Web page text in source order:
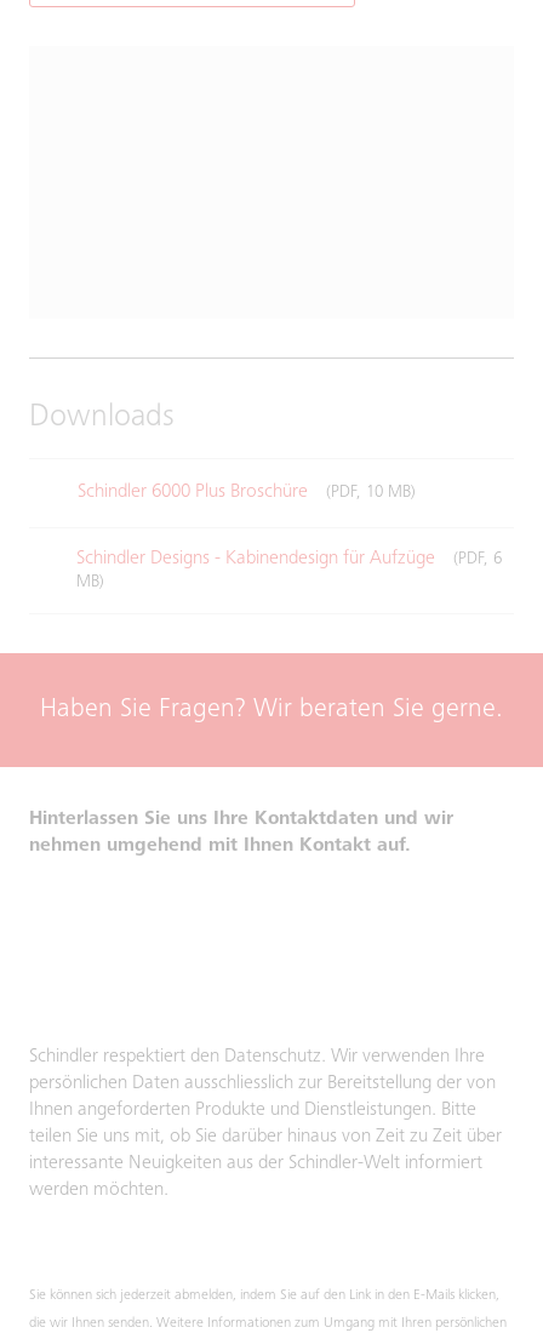
Downloads
Schindler 6000 Plus Broschüre (PDF, 10 MB)
Schindler Designs - Kabinendesign für Aufzüge
(PDF, 6
MB)
Haben Sie Fragen? Wir beraten Sie gerne.
Hinterlassen Sie uns Ihre Kontaktdaten und wir
nehmen umgehend mit Ihnen Kontakt auf.
Schindler respektiert den Datenschutz. Wir verwenden Ihre
persönlichen Daten ausschliesslich zur Bereitstellung der von
Ihnen angeforderten Produkte und Dienstleistungen. Bitte
teilen Sie uns mit, ob Sie darüber hinaus von Zeit zu Zeit über
interessante Neuigkeiten aus der Schindler-Welt informiert
werden möchten.
Sie können sich jederzeit abmelden, indem Sie auf den Link in den E-Mails klicken,
die wir Ihnen senden. Weitere Informationen zum Umgang mit Ihren persönlichen